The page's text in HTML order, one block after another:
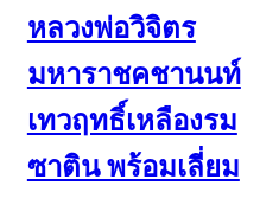
หลวงพ่อวิจิตร
มหาราชคชานนท์
เทวฤทธิ์เหลืองรม
ซาติน พร้อมเลี่ยม